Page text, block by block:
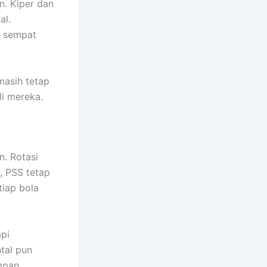
Kiper dan
sempat
tetap
mereka.
Rotasi
PSS tetap
bola
pun